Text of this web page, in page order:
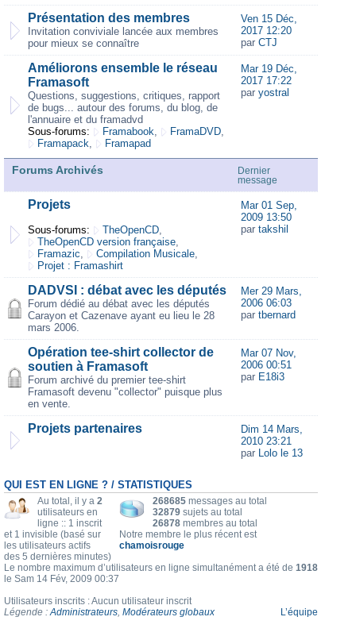
Présentation des membres
Invitation conviviale lancée aux membres
pour mieux se connaître
Ven 15 Déc,
2017 12:20
par CTJ
Améliorons ensemble le réseau
Framasoft
Questions, suggestions, critiques, rapport
de bugs... autour des forums, du blog, de
l'annuaire et du framadvd
Sous-forums:
Framabook, FramaDVD,
Framapack, Framapad
Mar 19 Déc,
2017 17:22
par yostral
Forums Archivés
Dernier
message
Projets
Sous-forums: TheOpenCD,
TheOpenCD version française,
Framazic, Compilation Musicale,
Projet : Framashirt
Mar 01 Sep,
2009 13:50
par takshil
DADVSI : débat avec les députés
Forum dédié au débat avec les députés
Carayon et Cazenave ayant eu lieu le 28
mars 2006.
Mer 29 Mars,
2006 06:03
par tbernard
Opération tee-shirt collector de
soutien à Framasoft
Forum archivé du premier tee-shirt
Framasoft devenu "collector" puisque plus
en vente.
Mar 07 Nov,
2006 00:51
par E18i3
Projets partenaires
Dim 14 Mars,
2010 23:21
par Lolo le 13
QUI EST EN LIGNE ? / STATISTIQUES
268685 messages au total
32879 sujets au total
26878 membres au total
Notre membre le plus récent est
chamoisrouge
Au total, il y a 2
utilisateurs en
ligne :: 1 inscrit
et 1 invisible (basé sur
les utilisateurs actifs
des 5 dernières minutes)
Le nombre maximum d’utilisateurs en ligne simultanément a été de 1918
le Sam 14 Fév, 2009 00:37
Utilisateurs inscrits : Aucun utilisateur inscrit
Légende :Administrateurs, Modérateurs globaux L’équipe